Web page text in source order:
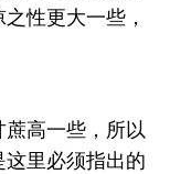
性更大一些，
高一些，所以
里必须指出的